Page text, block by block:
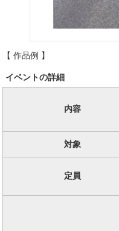
【 作品例 】
イベントの詳細
内容
対象
定員